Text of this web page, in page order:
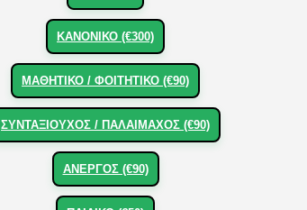
ΚΑΝΟΝΙΚΟ (€300)
ΜΑΘΗΤΙΚΟ / ΦΟΙΤΗΤΙΚΟ (€90)
ΣΥΝΤΑΞΙΟΥΧΟΣ / ΠΑΛΑΙΜΑΧΟΣ (€90)
ΑΝΕΡΓΟΣ (€90)